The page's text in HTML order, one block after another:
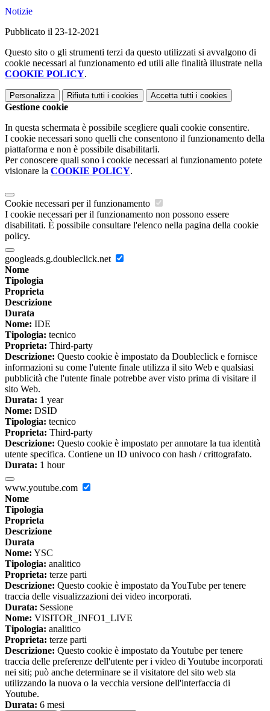
Notizie
Pubblicato il 23-12-2021
Questo sito o gli strumenti terzi da questo utilizzati si avvalgono di
cookie necessari al funzionamento ed utili alle finalità illustrate nella
COOKIE POLICY.
Personalizza Rifiuta tutti i cookies Accetta tutti i cookies
Gestione cookie
In questa schermata è possibile scegliere quali cookie consentire.
I cookie necessari sono quelli che consentono il funzionamento della
piattaforma e non è possibile disabilitarli.
Per conoscere quali sono i cookie necessari al funzionamento potete
visionare la COOKIE POLICY.
Cookie necessari per il funzionamento
I cookie necessari per il funzionamento non possono essere
disabilitati. È possibile consultare l'elenco nella pagina della cookie
policy.
googleads.g.doubleclick.net
Nome
Tipologia
Proprieta
Descrizione
Durata
Nome: IDE
Tipologia: tecnico
Proprieta: Third-party
Descrizione: Questo cookie è impostato da Doubleclick e fornisce
informazioni su come l'utente finale utilizza il sito Web e qualsiasi
pubblicità che l'utente finale potrebbe aver visto prima di visitare il
sito Web.
Durata: 1 year
Nome: DSID
Tipologia: tecnico
Proprieta: Third-party
Descrizione: Questo cookie è impostato per annotare la tua identità
utente specifica. Contiene un ID univoco con hash / crittografato.
Durata: 1 hour
www.youtube.com
Nome
Tipologia
Proprieta
Descrizione
Durata
Nome: YSC
Tipologia: analitico
Proprieta: terze parti
Descrizione: Questo cookie è impostato da YouTube per tenere
traccia delle visualizzazioni dei video incorporati.
Durata: Sessione
Nome: VISITOR_INFO1_LIVE
Tipologia: analitico
Proprieta: terze parti
Descrizione: Questo cookie è impostato da Youtube per tenere
traccia delle preferenze dell'utente per i video di Youtube incorporati
nei siti; può anche determinare se il visitatore del sito web sta
utilizzando la nuova o la vecchia versione dell'interfaccia di
Youtube.
Durata: 6 mesi